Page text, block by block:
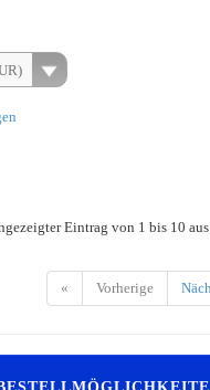
Eintrag von 1 bis 10
« Vorherige